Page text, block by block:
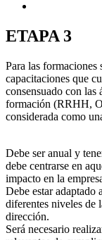
ETAPA 3
Para las formaciones
capacitaciones que
consensuado con las
formación (RRHH,
considerada como
Debe ser anual y
debe centrarse en
impacto en la
Debe estar adaptado
diferentes niveles de
dirección.
Será necesario